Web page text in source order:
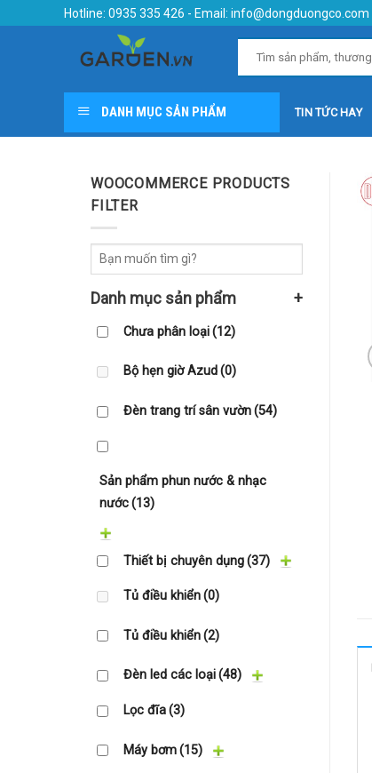
Hotline: 0935 335 426 - Email: info@dongduongco.com
DANH MỤC SẢN PHẨM TIN TỨC HAY
WOOCOMMERCE PRODUCTS
FILTER
Danh mục sản phẩm +
Chưa phân loại(12)
Bộ hẹn giờ Azud(0)
Đèn trang trí sân vườn(54)
Sản phẩm phun nước & nhạc
nước(13)
Thiết bị chuyên dụng(37)
Tủ điều khiển(0)
Tủ điều khiển(2)
Đèn led các loại(48)
Lọc đĩa(3)
Máy bơm(15)